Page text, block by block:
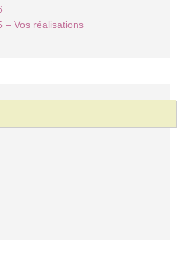
– Vos réalisations